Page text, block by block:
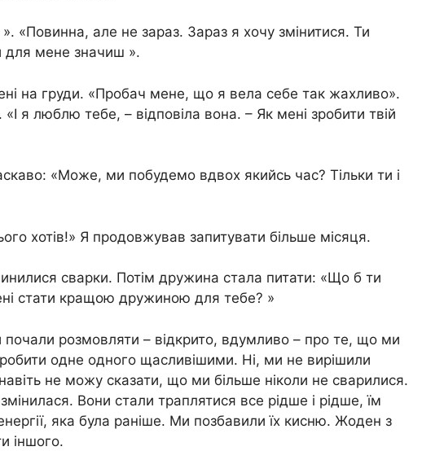
«Повинна, але не зараз. Зараз я хочу змінитися. Ти
для мене значиш ».
на груди. «Пробач мене, що я вела себе так жахливо».
я люблю тебе, – відповіла вона. – Як мені зробити твій
«Може, ми побудемо вдвох якийсь час? Тільки ти і
хотів!» Я продовжував запитувати більше місяця.
сварки. Потім дружина стала питати: «Що б ти
стати кращою дружиною для тебе? »
розмовляти – відкрито, вдумливо – про те, що ми
одне одного щасливішими. Ні, ми не вирішили
не можу сказати, що ми більше ніколи не сварилися.
Вони стали траплятися все рідше і рідше, їм
яка була раніше. Ми позбавили їх кисню. Жоден з
іншого.